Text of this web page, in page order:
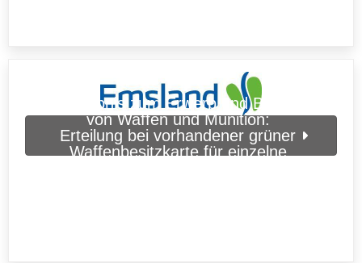
Erlaubnis zum Erwerb und Besitz
von Waffen und Munition:
Erteilung bei vorhandener grüner
Waffenbesitzkarte für einzelne